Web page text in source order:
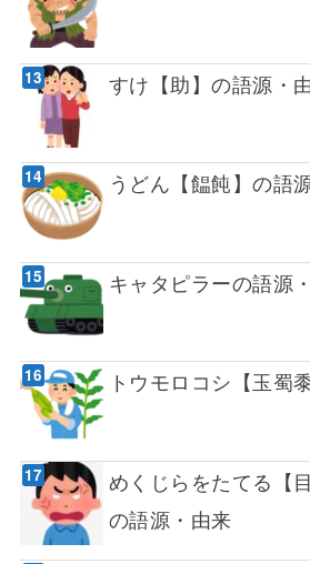
すけ【助】の語源・
うどん【饂飩】の語
キャタピラーの語源
トウモロコシ【玉蜀
めくじらをたてる【
の語源・由来